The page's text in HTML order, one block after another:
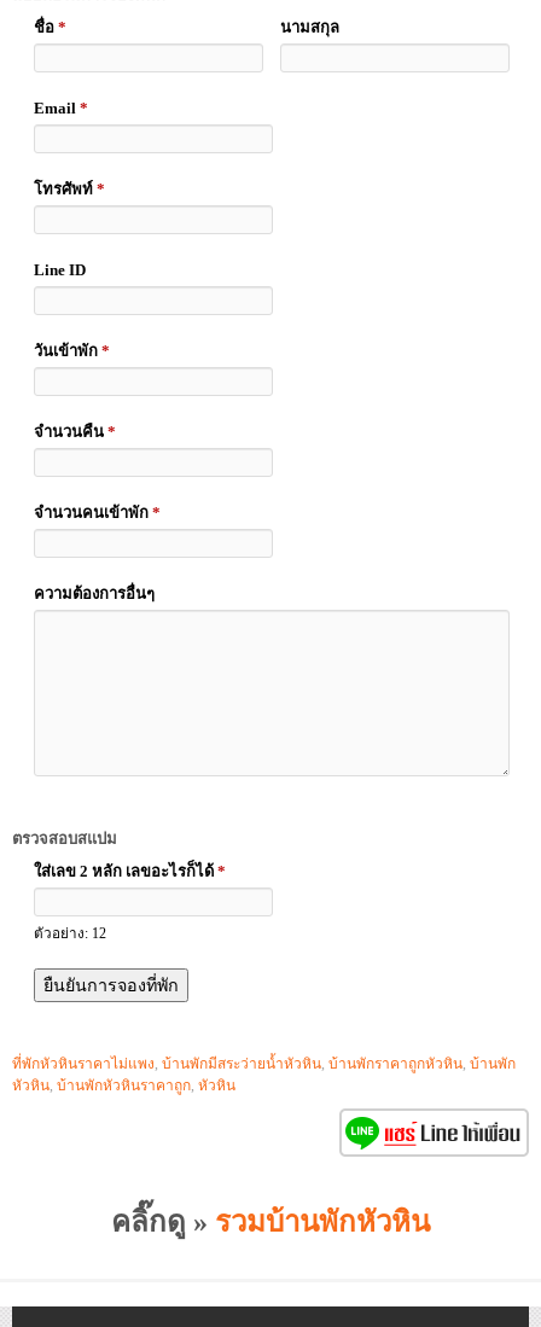
ชื่อ * นามสกุล
Email *
โทรศัพท์ *
Line ID
วันเข้าพัก *
จำนวนคืน *
จำนวนคนเข้าพัก *
ความต้องการอื่นๆ
ตรวจสอบสแปม
ใส่เลข 2 หลัก เลขอะไรก็ได้ *
ตัวอย่าง: 12
ที่พักหัวหินราคาไม่แพง, บ้านพักมีสระว่ายน้ำหัวหิน, บ้านพักราคาถูกหัวหิน, บ้านพัก
หัวหิน, บ้านพักหัวหินราคาถูก, หัวหิน
คลิ๊กดู » รวมบ้านพักหัวหิน